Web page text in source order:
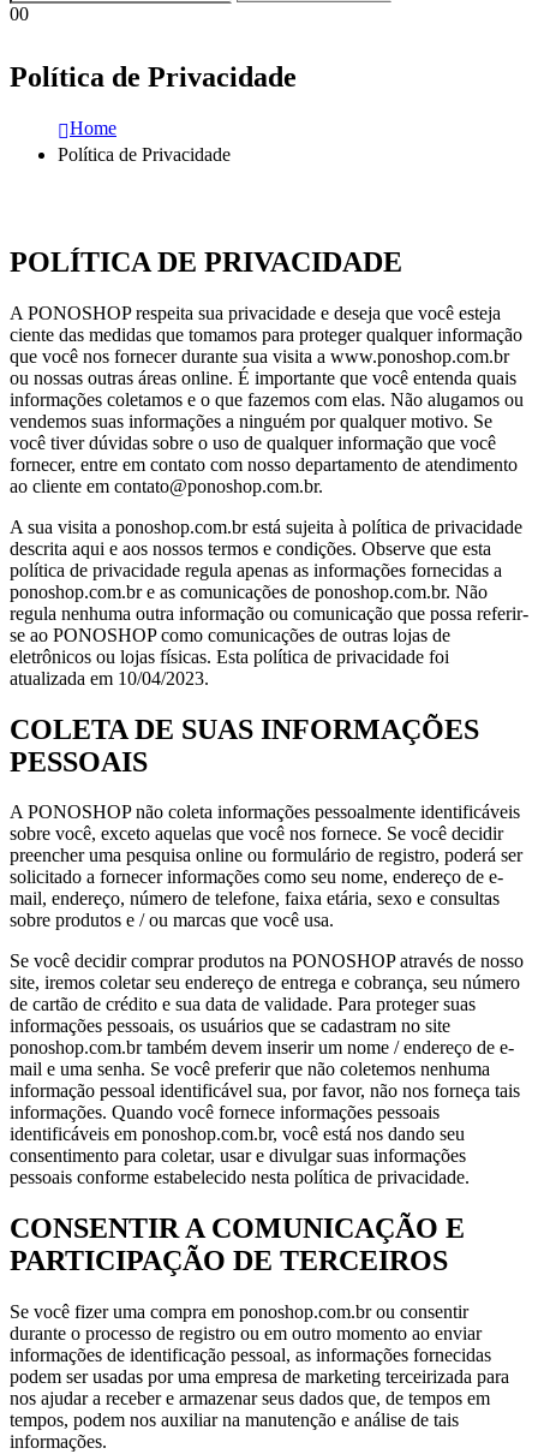
00
Política de Privacidade
Home
Política de Privacidade
POLÍTICA DE PRIVACIDADE
A PONOSHOP respeita sua privacidade e deseja que você esteja
ciente das medidas que tomamos para proteger qualquer informação
que você nos fornecer durante sua visita a www.ponoshop.com.br
ou nossas outras áreas online. É importante que você entenda quais
informações coletamos e o que fazemos com elas. Não alugamos ou
vendemos suas informações a ninguém por qualquer motivo. Se
você tiver dúvidas sobre o uso de qualquer informação que você
fornecer, entre em contato com nosso departamento de atendimento
ao cliente em contato@ponoshop.com.br.
A sua visita a ponoshop.com.br está sujeita à política de privacidade
descrita aqui e aos nossos termos e condições. Observe que esta
política de privacidade regula apenas as informações fornecidas a
ponoshop.com.br e as comunicações de ponoshop.com.br. Não
regula nenhuma outra informação ou comunicação que possa referir-
se ao PONOSHOP como comunicações de outras lojas de
eletrônicos ou lojas físicas. Esta política de privacidade foi
atualizada em 10/04/2023.
COLETA DE SUAS INFORMAÇÕES
PESSOAIS
A PONOSHOP não coleta informações pessoalmente identificáveis ​​
sobre você, exceto aquelas que você nos fornece. Se você decidir
preencher uma pesquisa online ou formulário de registro, poderá ser
solicitado a fornecer informações como seu nome, endereço de e-
mail, endereço, número de telefone, faixa etária, sexo e consultas
sobre produtos e / ou marcas que você usa.
Se você decidir comprar produtos na PONOSHOP através de nosso
site, iremos coletar seu endereço de entrega e cobrança, seu número
de cartão de crédito e sua data de validade. Para proteger suas
informações pessoais, os usuários que se cadastram no site
ponoshop.com.br também devem inserir um nome / endereço de e-
mail e uma senha. Se você preferir que não coletemos nenhuma
informação pessoal identificável sua, por favor, não nos forneça tais
informações. Quando você fornece informações pessoais
identificáveis ​​em ponoshop.com.br, você está nos dando seu
consentimento para coletar, usar e divulgar suas informações
pessoais conforme estabelecido nesta política de privacidade.
CONSENTIR A COMUNICAÇÃO E
PARTICIPAÇÃO DE TERCEIROS
Se você fizer uma compra em ponoshop.com.br ou consentir
durante o processo de registro ou em outro momento ao enviar
informações de identificação pessoal, as informações fornecidas
podem ser usadas por uma empresa de marketing terceirizada para
nos ajudar a receber e armazenar seus dados que, de tempos em
tempos, podem nos auxiliar na manutenção e análise de tais
informações.